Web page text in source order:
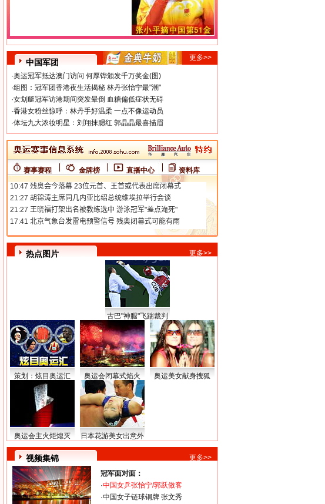
中国军团
更多>>
·奥运冠军抵达澳门访问 何厚铧颁发千万奖金(图)
·组图：冠军团香港夜生活揭秘 林丹张怡宁最"潮"
·女划艇冠军访港期间突发晕倒 血糖偏低症状无碍
·香港女粉丝惊呼：林丹手好温柔 一点不像运动员
·体坛九大浓妆明星：刘翔抹腮红 郭晶晶最喜描眉
赛事赛程 金牌榜 直播中心 资料库
热点图片 更多>>
古巴"神腿"飞踹裁判
策划：炫目奥运汇 奥运会闭幕式焰火 奥运美女献身搜狐
奥运会主火炬熄灭 日本花游美女出意外
视频集锦 更多>>
冠军面对面：
·中国女乒张怡宁/郭跃做客
·中国女子链球铜牌 张文秀